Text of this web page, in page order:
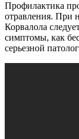
Профилактика
отравления. При
Корвалола
симптомы, как
серьезной